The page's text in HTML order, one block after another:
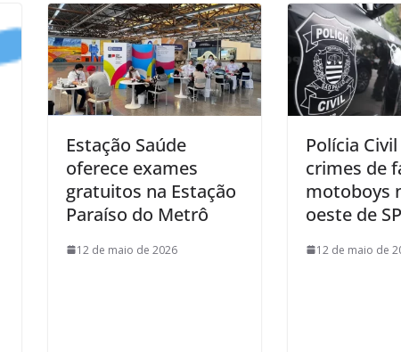
Estação Saúde
oferece exames
gratuitos na Estação
Paraíso do Metrô
12 de maio de 2026
Polícia
crimes de
motoboys
oeste de SP
12 de maio de